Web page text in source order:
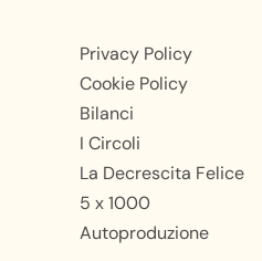
Privacy Policy
Cookie Policy
Bilanci
I Circoli
La Decrescita Felice
5 x 1000
Autoproduzione